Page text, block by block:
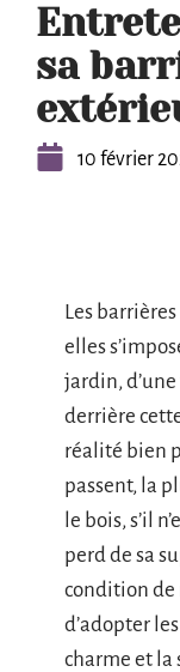
sa
10 février
Les
elles
jardin, d’une
derrière
réalité bien
passent, la
le bois, s’il
perd de sa
condition de
d’adopter
charme et la